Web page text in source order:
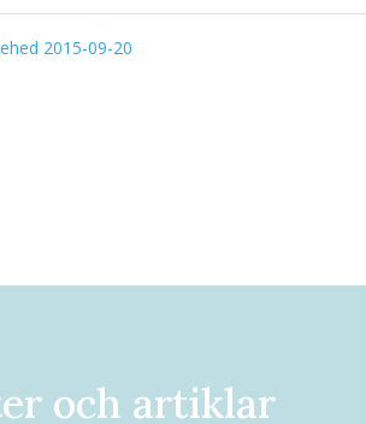
2015-09-20
och artiklar